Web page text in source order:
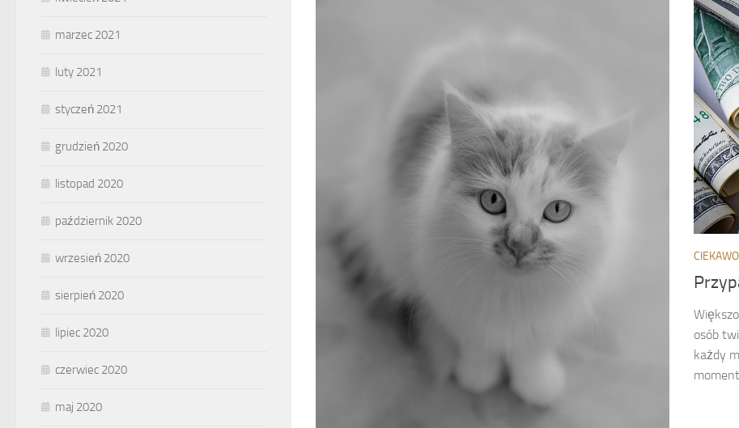
osób
każdy
marzec 2021
luty 2021
styczeń 2021
grudzień 2020
listopad 2020
październik 2020
wrzesień 2020
sierpień 2020
lipiec 2020
czerwiec 2020
maj 2020